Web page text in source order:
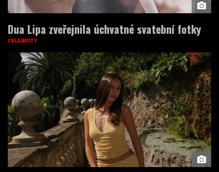
Dua Lipa zveřejnila úchvatné svatební fotky
CELEBRITY